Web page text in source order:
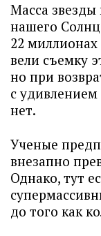
Масса звезды
нашего
22
вели съемку
но при
с
нет.
Ученые
внезапно
Однако, тут
до того как